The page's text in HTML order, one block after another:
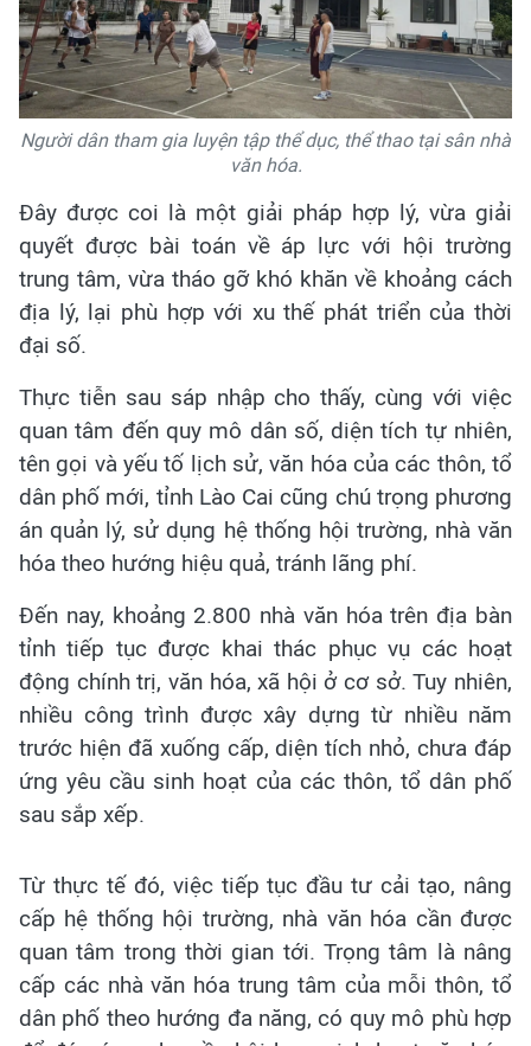
Người dân tham gia luyện tập thể dục, thể thao tại sân nhà
văn hóa.
Đây được coi là một giải pháp hợp lý, vừa giải
quyết được bài toán về áp lực với hội trường
trung tâm, vừa tháo gỡ khó khăn về khoảng cách
địa lý, lại phù hợp với xu thế phát triển của thời
đại số.
Thực tiễn sau sáp nhập cho thấy, cùng với việc
quan tâm đến quy mô dân số, diện tích tự nhiên,
tên gọi và yếu tố lịch sử, văn hóa của các thôn, tổ
dân phố mới, tỉnh Lào Cai cũng chú trọng phương
án quản lý, sử dụng hệ thống hội trường, nhà văn
hóa theo hướng hiệu quả, tránh lãng phí.
Đến nay, khoảng 2.800 nhà văn hóa trên địa bàn
tỉnh tiếp tục được khai thác phục vụ các hoạt
động chính trị, văn hóa, xã hội ở cơ sở. Tuy nhiên,
nhiều công trình được xây dựng từ nhiều năm
trước hiện đã xuống cấp, diện tích nhỏ, chưa đáp
ứng yêu cầu sinh hoạt của các thôn, tổ dân phố
sau sắp xếp.
Từ thực tế đó, việc tiếp tục đầu tư cải tạo, nâng
cấp hệ thống hội trường, nhà văn hóa cần được
quan tâm trong thời gian tới. Trọng tâm là nâng
cấp các nhà văn hóa trung tâm của mỗi thôn, tổ
dân phố theo hướng đa năng, có quy mô phù hợp